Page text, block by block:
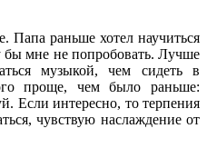
Папа раньше хотел научиться
мне не попробовать. Лучше
музыкой, чем сидеть в
проще, чем было раньше:
Если интересно, то терпения
чувствую наслаждение от